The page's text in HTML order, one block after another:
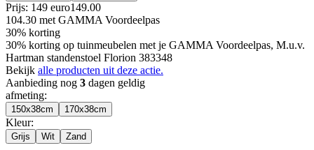
Prijs: 149 euro149.00
104.30 met GAMMA Voordeelpas
30% korting
30% korting op tuinmeubelen met je GAMMA Voordeelpas, M.u.v.
Hartman standenstoel Florion 383348
Bekijk alle producten uit deze actie.
Aanbieding nog 3 dagen geldig
afmeting:
150x38cm 170x38cm
Kleur:
Grijs Wit Zand